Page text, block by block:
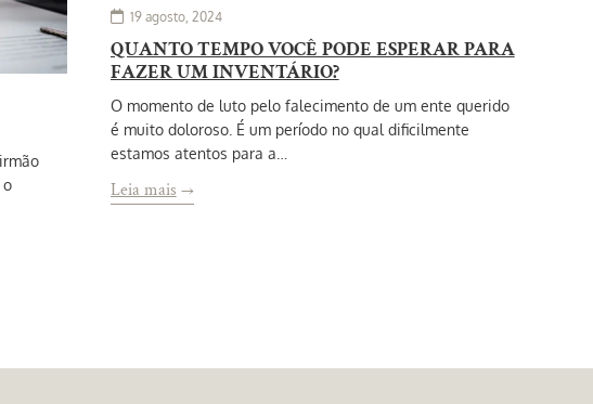
o
19 agosto, 2024
QUANTO TEMPO VOCÊ PODE ESPERAR PARA
FAZER UM INVENTÁRIO?
O momento de luto pelo falecimento de um ente querido
é muito doloroso. É um período no qual dificilmente
estamos atentos para a…
Leia mais→